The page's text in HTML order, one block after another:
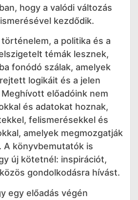
hogy a valódi változás
kezdődik.
történelem, a politika és a
témák lesznek,
fonódó szálak, amelyek
logikáit és a jelen
előadóink nem
és adatokat hoznak,
felismerésekkel és
amelyek megmozgatják
A könyvbemutatók is
új kötetnél: inspirációt,
gondolkodásra hívást.
egy előadás végén